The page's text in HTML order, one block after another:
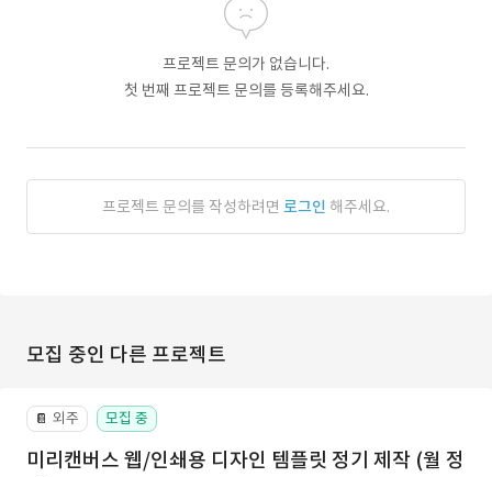
프로젝트 문의가 없습니다.
첫 번째 프로젝트 문의를 등록해주세요.
프로젝트 문의를 작성하려면 로그인 해주세요.
모집 중인 다른 프로젝트
📔 외주 모집 중
미리캔버스 웹/인쇄용 디자인 템플릿 정기 제작 (월 정